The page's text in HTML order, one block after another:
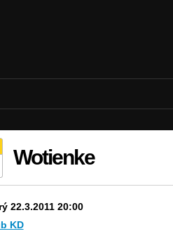
Wotienke
22.3.2011 20:00
KD